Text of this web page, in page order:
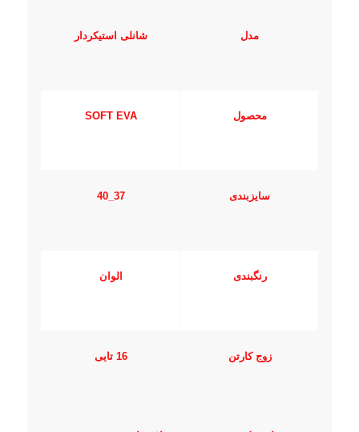
مدل شانلی استیکردار
محصول SOFT EVA
سایزبندی 37_40
رنگبندی الوان
زوج کارتن 16 تایی